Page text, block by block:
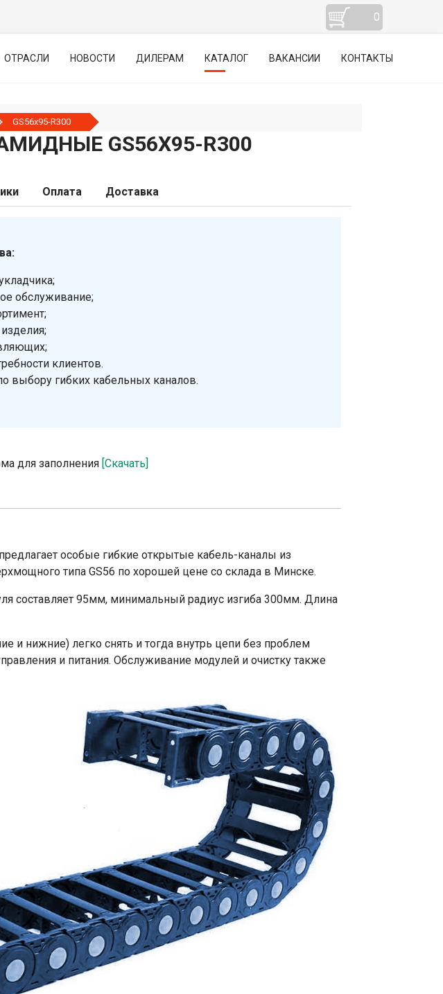
0
ОТРАСЛИ НОВОСТИ ДИЛЕРАМ КАТАЛОГ ВАКАНСИИ КОНТАКТЫ
GS56х95-R300
GS56Х95-R300
Оплата Доставка
обслуживание;
клиентов.
выбору гибких кабельных каналов.
для заполнения [Скачать]
особые гибкие открытые кабель-каналы из
типа GS56 по хорошей цене со склада в Минске.
составляет 95мм, минимальный радиус изгиба 300мм. Длина
и нижние) легко снять и тогда внутрь цепи без проблем
и питания. Обслуживание модулей и очистку также